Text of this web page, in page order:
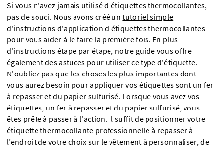
Si vous n'avez jamais utilisé d'étiquettes thermocollantes,
pas de souci. Nous avons créé untutoriel simple
d'instructions d'application d'étiquettes thermocollantes
pour vous aider à le faire la première fois. En plus
d'instructions étape par étape, notre guide vous offre
également des astuces pour utiliser ce type d'étiquette.
N'oubliez pas que les choses les plus importantes dont
vous aurez besoin pour appliquer vos étiquettes sont un fer
à repasser et du papier sulfurisé. Lorsque vous avez vos
étiquettes, un fer à repasser et du papier sulfurisé, vous
êtes prête à passer à l'action. Il suffit de positionner votre
étiquette thermocollante professionnelle à repasser à
l’endroit de votre choix sur le vêtement à personnaliser, de